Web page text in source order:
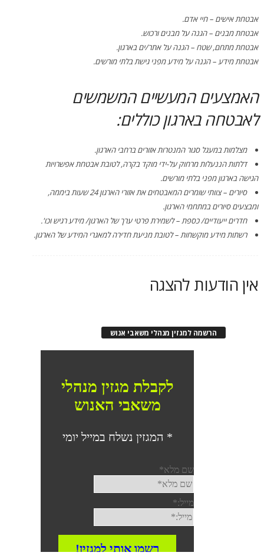
אבטחת אישים – חיי אדם.
אבטחת מבנים – הגנה על מבנים ורכוש.
אבטחת מתחם, שטח – הגנה על אתר/ים בארגון.
אבטחת מידע – הגנה על מידע מפני גישת בלתי מורשים.
האמצעים המעשיים המשמשים
לאבטחה בארגון כוללים:
מצלמות במעגל סגור המנטרות אזורים ברחבי הארגון.
דלתות הננעלות מרחוק על-ידי מוקד בקרה, לטובת אבטחת אפשרויות
הגישה בארגון מפני בלתי מורשים.
סיורים – צוותי שומרים המאבטחים את אזורי הארגון 24 שעות ביממה,
ומבצעים סיורים במתחמי הארגון.
חדרים ייעודיים/ כספת – לשמירת פרטי ערך של הארגון/ מידע רגיש וכו'.
רשתות מידע מוקשחות – לטובת מניעת חדירה למאגרי המידע של הארגון.
אין הודעות להצגה
הרשמה למגזין מנהלי משאבי אנוש